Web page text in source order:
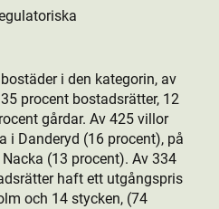
i den kategorin, av
procent bostads­rätter, 12
gårdar. Av 425 villor
i Danderyd (16 procent), på
(13 procent). Av 334
haft ett utgångspris
och 14 stycken, (74